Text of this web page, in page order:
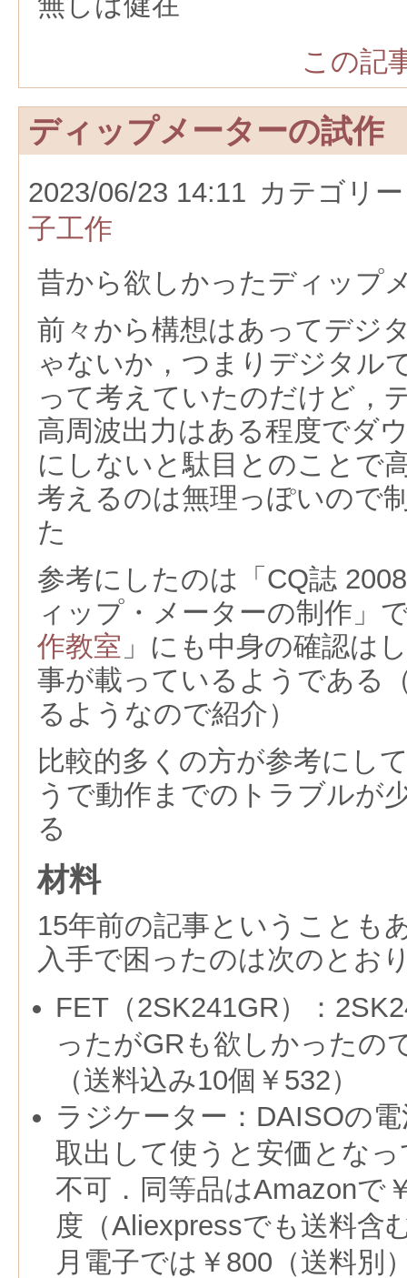
この記
ディップメーターの試作
2023/06/23 14:11 カテゴリ
子工作
昔から欲しかったディップ
前々から構想はあってデジ
ゃないか，つまりデジタル
って考えていたのだけど，
高周波出力はある程度でダ
にしないと駄目とのことで
考えるのは無理っぽいので
た
参考にしたのは「CQ誌
ィップ・メーターの制作」
作教室 」にも中身の確認は
事が載っているようである
るようなので紹介）
比較的多くの方が参考にし
うで動作までのトラブルが
る
材料
15年前の記事ということも
入手で困ったのは次のとお
FET（2SK241GR）：
ったがGRも欲しかったの
（送料込み10個￥532）
ラジケーター：DAISOの
取出して使うと安価とな
不可．同等品はAmazonで
度（Aliexpressでも送料含
月電子では￥800（送料別